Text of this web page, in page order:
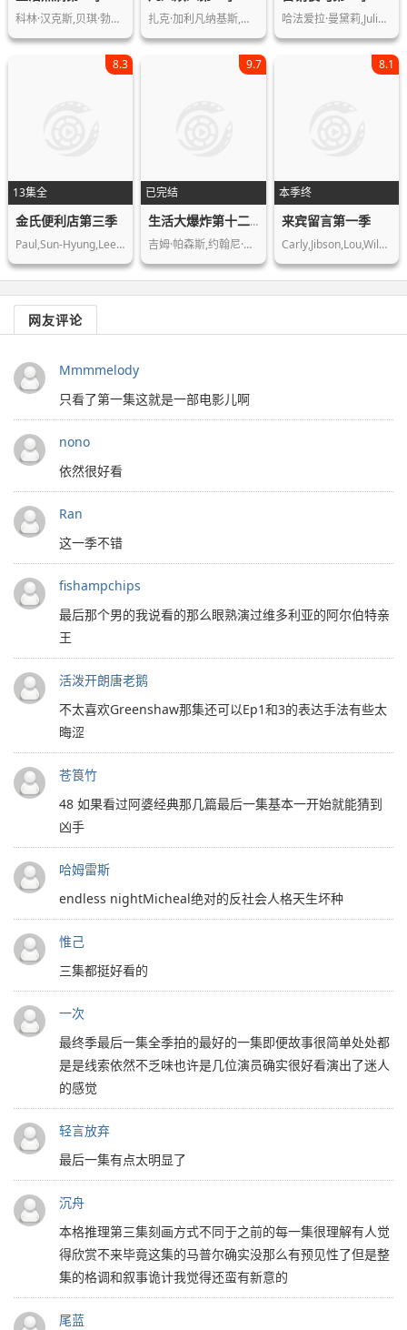
科林·汉克斯,贝琪·勃兰特,詹姆斯·布… 扎克·加利凡纳基斯,詹森·舒瓦兹曼,特… 哈法爱拉·曼黛莉,Juliana,Schalc…
13集全
8.3
金氏便利店第三季
Paul,Sun-Hyung,Lee,Jean,Yoon,Andrea,…
已完结
9.7
生活大爆炸第十二季
吉姆·帕森斯,约翰尼·盖尔克奇,凯莉·…
本季终
8.1
来宾留言第一季
Carly,Jibson,Lou,Wilson,阿尔杰·史密斯,加瑞特·…
网友评论
Mmmmelody
只看了第一集这就是一部电影儿啊
nono
依然很好看
Ran
这一季不错
fishampchips
最后那个男的我说看的那么眼熟演过维多利亚的阿尔伯特亲
王
活泼开朗唐老鹅
不太喜欢Greenshaw那集还可以Ep1和3的表达手法有些太
晦涩
苍筤竹
48 如果看过阿婆经典那几篇最后一集基本一开始就能猜到
凶手
哈姆雷斯
endless nightMicheal绝对的反社会人格天生坏种
惟己
三集都挺好看的
一次
最终季最后一集全季拍的最好的一集即便故事很简单处处都
是是线索依然不乏味也许是几位演员确实很好看演出了迷人
的感觉
轻言放弃
最后一集有点太明显了
沉舟
本格推理第三集刻画方式不同于之前的每一集很理解有人觉
得欣赏不来毕竟这集的马普尔确实没那么有预见性了但是整
集的格调和叙事诡计我觉得还蛮有新意的
尾蓝